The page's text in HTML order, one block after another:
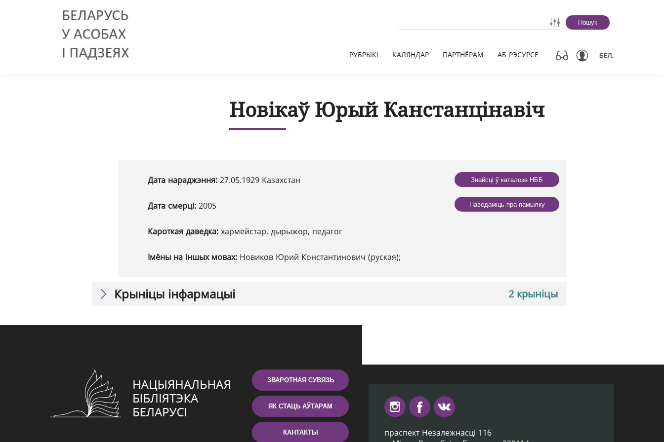
Пошук
РУБРЫКІ КАЛЯНДАР ПАРТНЁРАМ АБ РЭСУРСЕ БЕЛ.
Новікаў Юрый Канстанцінавіч
Дата нараджэння: 27.05.1929 Казахстан
Дата смерці: 2005
Кароткая даведка: хармейстар, дырыжор, педагог
Імёны на іншых мовах: Новиков Юрий Константинович (руская);
Знайсці ў каталозе НББ
Паведаміць пра памылку
2 крыніцы
Крыніцы інфармацыі
ЗВАРОТНАЯ СУВЯЗЬ
ЯК СТАЦЬ АЎТАРАМ
КАНТАКТЫ
праспект Незалежнасці 116